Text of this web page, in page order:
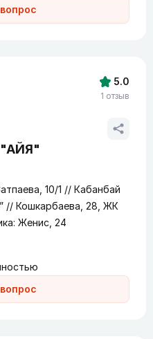
"АЙЯ"
10/1 // Кабанбай
// Кошкарбаева, 28, ЖК
Женис, 24
5.0
1 отзыв